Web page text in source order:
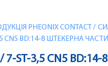
PHEONIX CONTACT /
CN5 BD:14-8 ШТЕКЕРНА
7-ST-3,5 CN5